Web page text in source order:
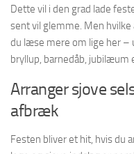
Dette vil i den grad lade
sent vil glemme. Men
du læse mere om lige her –
bryllup, barnedåb, jubilæum
Arranger sjove
afbræk
Festen bliver et hit, hvis du